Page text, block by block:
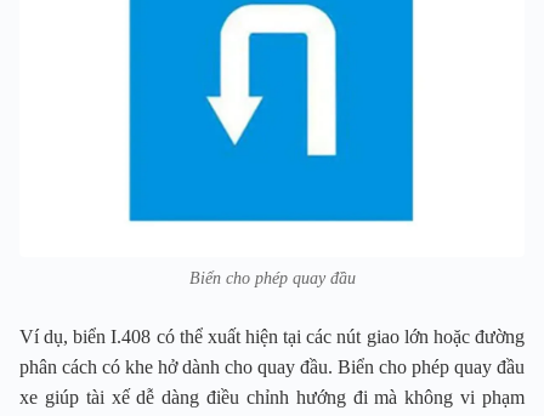
Biển cho phép quay đầu
Ví dụ, biển I.408 có thể xuất hiện tại các nút giao lớn hoặc đường
phân cách có khe hở dành cho quay đầu. Biển cho phép quay đầu
xe giúp tài xế dễ dàng điều chỉnh hướng đi mà không vi phạm